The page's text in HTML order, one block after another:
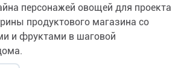
персонажей овощей для проекта
продуктового магазина со
и фруктами в шаговой